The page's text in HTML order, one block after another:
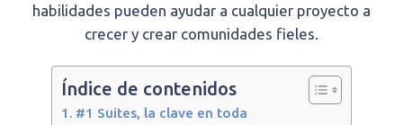
habilidades pueden ayudar a cualquier proyecto a
crecer y crear comunidades fieles.
Índice de contenidos
#1 Suites, la clave en toda